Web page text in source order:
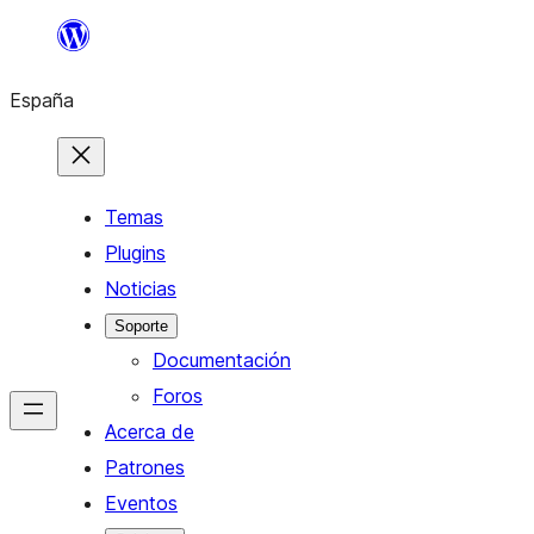
Saltar
contenido
España
Temas
Plugins
Noticias
Soporte
Documentación
Foros
Acerca de
Patrones
Eventos